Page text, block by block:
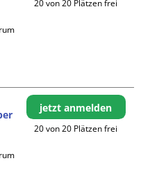
20 von 20 Plätzen frei
jetzt anmelden
20 von 20 Plätzen frei